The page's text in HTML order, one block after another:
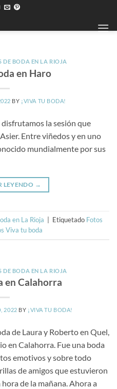
DE BODA EN LA RIOJA
en Haro
BY ¡VIVA TU BODA!
la sesión que
Entre viñedos y en uno
mundialmente por sus
LEYENDO →
en La Rioja Etiquetado Fotos
Viva tu boda
DE BODA EN LA RIOJA
en Calahorra
2022 BY ¡VIVA TU BODA!
de Laura y Roberto en Quel,
en Calahorra. Fue una boda
emotivos y sobre todo
de amigos que estuvieron
de la mañana. Ahora a